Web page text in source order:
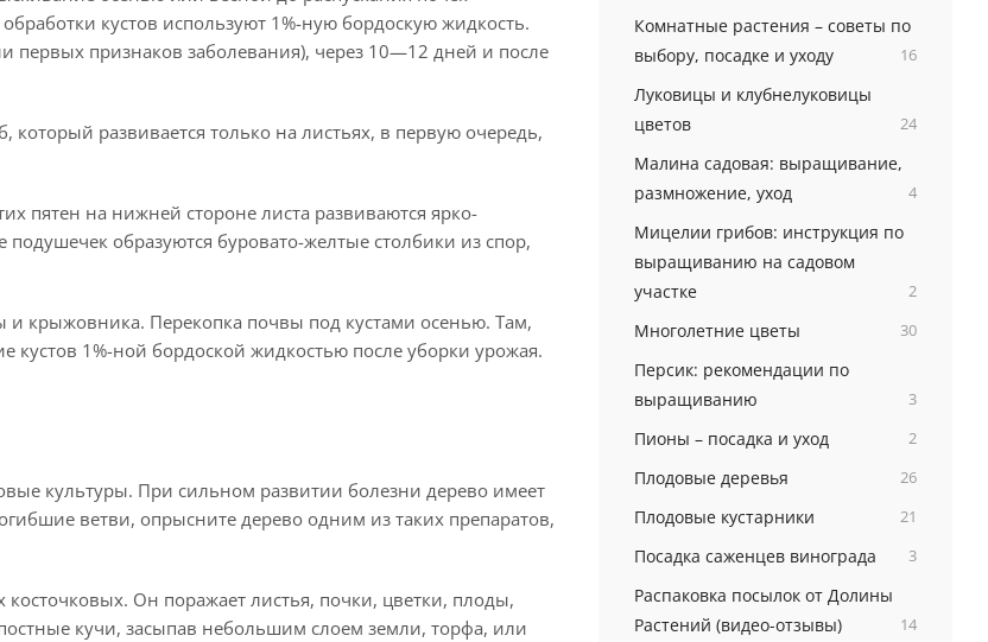
кустов используют 1%-ную бордоскую жидкость.
первых признаков заболевания), через 10—12 дней и после
который развивается только на листьях, в первую очередь,
пятен на нижней стороне листа развиваются ярко-
образуются буровато-желтые столбики из спор,
крыжовника. Перекопка почвы под кустами осенью. Там,
кустов 1%-ной бордоской жидкостью после уборки урожая.
культуры. При сильном развитии болезни дерево имеет
ветви, опрысните дерево одним из таких препаратов,
Он поражает листья, почки, цветки, плоды,
кучи, засыпав небольшим слоем земли, торфа, или
Комнатные растения – советы по
выбору, посадке и уходу
16
Луковицы и клубнелуковицы
цветов
24
Малина садовая: выращивание,
размножение, уход
4
Мицелии грибов: инструкция по
выращиванию на садовом
участке
2
Многолетние цветы 30
Персик: рекомендации по
выращиванию
3
Пионы – посадка и уход 2
Плодовые деревья 26
Плодовые кустарники 21
Посадка саженцев винограда 3
Распаковка посылок от Долины
Растений (видео-отзывы)
14